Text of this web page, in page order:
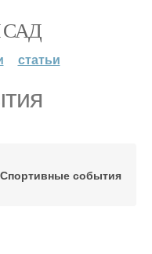
статьи
Спортивные события